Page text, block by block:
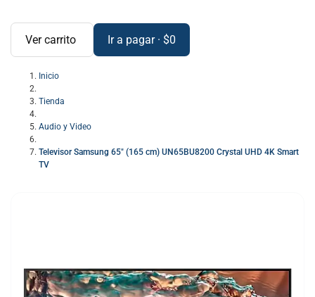
Ver carrito Ir a pagar · $0
Inicio
Tienda
Audio y Video
Televisor Samsung 65″ (165 cm) UN65BU8200 Crystal UHD 4K Smart
TV